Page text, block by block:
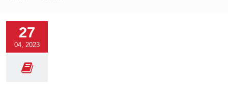
27
04, 2023